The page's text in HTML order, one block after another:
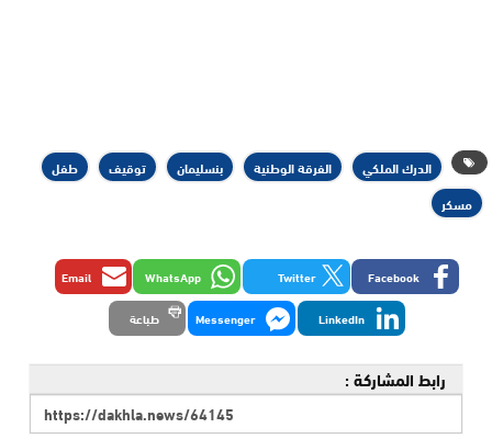
الدرك الملكي الفرقة الوطنية بنسليمان توقيف
طفل
مسكر
Facebook
Twitter
WhatsApp
Email
LinkedIn
Messenger طباعة
رابط المشاركة :